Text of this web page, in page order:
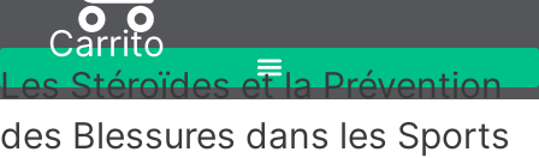
Carrito
Les Stéroïdes et la Prévention
des Blessures dans les Sports